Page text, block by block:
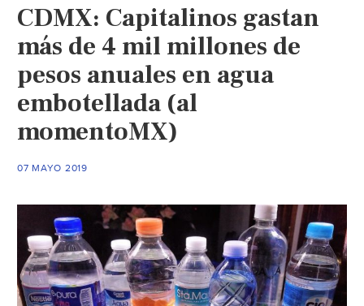
en
municipios
mixes
(El
CDMX: Capitalinos gastan
más de 4 mil millones de
pesos anuales en agua
embotellada (al
momentoMX)
07 MAYO 2019